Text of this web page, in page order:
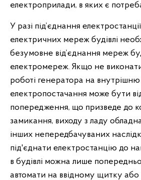
електроприлади, в яких є
У разі під’єднання
електричних мереж будівлі
безумовне від’єднання мереж
електромереж. Якщо не
роботі генератора на
електропостачання може бути
попередження, що призведе до
замикання, виходу з ладу
інших непередбачуваних
під'єднати електростанцію до
в будівлі можна лише
автомати на ввідному щитку або